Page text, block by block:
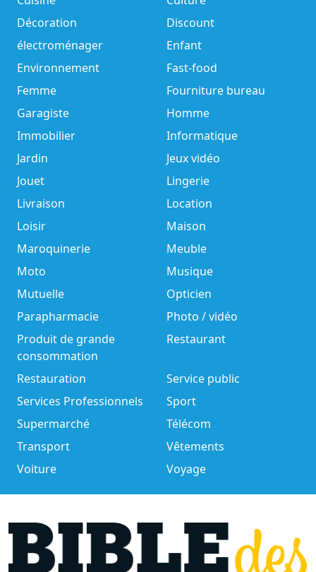
Décoration
Discount
électroménager
Enfant
Environnement
Fast-food
Femme
Fourniture bureau
Garagiste
Homme
Immobilier
Informatique
Jardin
Jeux vidéo
Jouet
Lingerie
Livraison
Location
Loisir
Maison
Maroquinerie
Meuble
Moto
Musique
Mutuelle
Opticien
Parapharmacie
Photo / vidéo
Produit de grande
consommation
Restaurant
Restauration
Service public
Services Professionnels
Sport
Supermarché
Télécom
Transport
Vêtements
Voiture
Voyage